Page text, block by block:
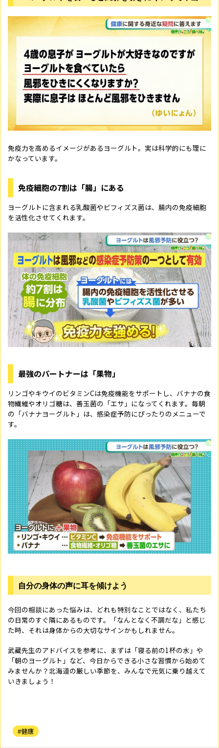
免疫力を高めるイメージがあるヨーグルト。実は科学的にも理に
かなっています。
免疫細胞の7割は「腸」にある
ヨーグルトに含まれる乳酸菌やビフィズス菌は、腸内の免疫細胞
を活性化させてくれます。
最強のパートナーは「果物」
リンゴやキウイのビタミンCは免疫機能をサポートし、バナナの食
物繊維やオリゴ糖は、善玉菌の「エサ」になってくれます。毎朝
の「バナナヨーグルト」は、感染症予防にぴったりのメニューで
す。
自分の身体の声に耳を傾けよう
今回の相談にあった悩みは、どれも特別なことではなく、私たち
の日常のすぐ隣にあるものです。「なんとなく不調だな」と感じ
た時、それは身体からの大切なサインかもしれません。
武藏先生のアドバイスを参考に、まずは「寝る前の1杯の水」や
「朝のヨーグルト」など、今日からできる小さな習慣から始めて
みませんか？北海道の厳しい季節を、みんなで元気に乗り越えて
いきましょう！
#健康